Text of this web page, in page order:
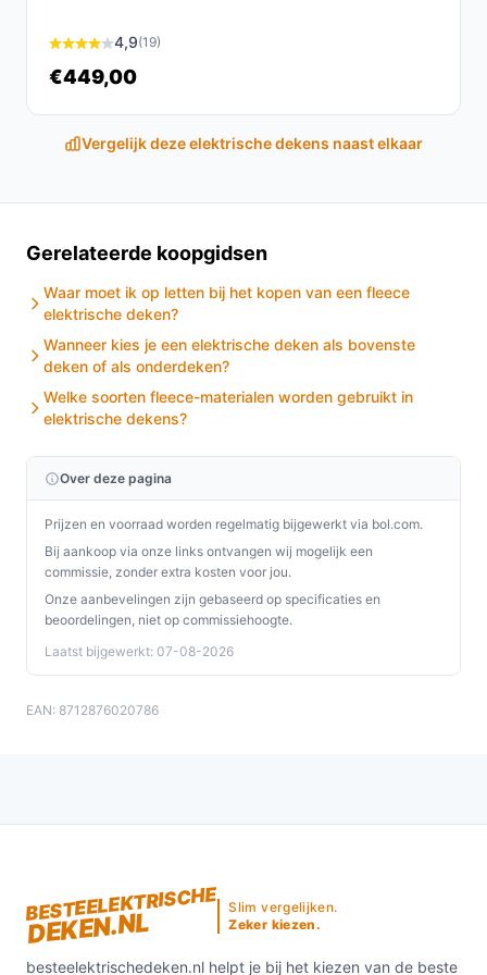
Automatisch uitschakelen - Nee:
schakelt volgens de specificatie niet automatisch
uit; houd hier rekening mee in gebruik.
productinformatie; dit is een
bediening.
cm:snoeruitgang aan de bovenzijde, controleer of
dit bij uw bedopstelling past.
Veelgestelde vragen
Is dit geschikt voor thuisgebruik / intensief gebruik /
dagelijks gebruik?
eenpersoons onderdeken met drie warmtestanden en
dagelijks gebruik hangt af van uw vereisten; let vooral
op de aanwezigheid van oververhittingsbeveiliging en
het feit dat de deken volgens de specificatie niet
automatisch uitschakelt.
Waar moet ik op letten bij onderhoud?
Controleer of de schakelaar goed afneembaar is voordat
u de deken wast. Volg de wasinstructies in de
veiligheid en gebruiksgemak: deze onderdeken biedt
gerichte voetenwarmte en eenvoudige bediening in een
4,9(19)
€449,00
Vergelijk deze elektrische dekens naast elkaar
Gerelateerde koopgidsen
Waar moet ik op letten bij het kopen van een fleece
elektrische deken?
Wanneer kies je een elektrische deken als bovenste
deken of als onderdeken?
Welke soorten fleece-materialen worden gebruikt in
elektrische dekens?
Over deze pagina
Prijzen en voorraad worden regelmatig bijgewerkt via bol.com.
Bij aankoop via onze links ontvangen wij mogelijk een
commissie, zonder extra kosten voor jou.
Onze aanbevelingen zijn gebaseerd op specificaties en
beoordelingen, niet op commissiehoogte.
Laatst bijgewerkt: 07-08-2026
EAN: 8712876020786
BESTEELEKTRISCHE
DEKEN.NL
Slim vergelijken.
Zeker kiezen.
besteelektrischedeken.nl helpt je bij het kiezen van de beste